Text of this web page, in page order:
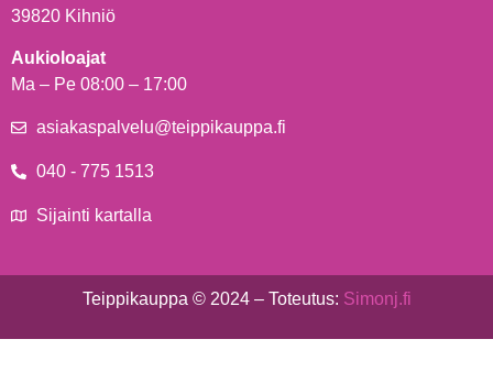
39820 Kihniö
Aukioloajat
Ma – Pe 08:00 – 17:00
asiakaspalvelu@teippikauppa.fi
040 - 775 1513
Sijainti kartalla
Teippikauppa © 2024 – Toteutus: Simonj.fi